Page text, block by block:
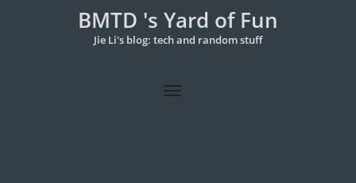
BMTD 's Yard of Fun
Jie Li's blog: tech and random stuff